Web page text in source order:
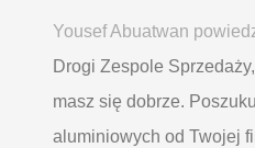
Yousef Abuatwan
Drogi Zespole
masz się dobrze.
aluminiowych od Twojej